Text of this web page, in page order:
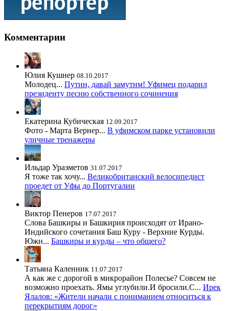
Комментарии
Юлия Кушнер 08.10.2017
Молодец... Путин, давай замутим! Уфимец подарил
президенту песню собственного сочинения
Екатерина Кубическая 12.09.2017
Фото - Марта Вернер... В уфимском парке установили
уличные тренажеры
Ильдар Уразметов 31.07.2017
Я тоже так хочу... Великобританский велосипедист
проедет от Уфы до Португалии
Виктор Пенеров 17.07.2017
Слова Башкиры и Башкирия происходят от Ирано-
Индийского сочетания Баш Куру - Верхние Курды.
Южн... Башкиры и курды – что общего?
Татьяна Каленник 11.07.2017
А как же с дорогой в микрорайон Полесье? Совсем не
возможно проехать. Ямы углубили.И бросили.С... Ирек
Ялалов: «Жители начали с пониманием относиться к
перекрытиям дорог»